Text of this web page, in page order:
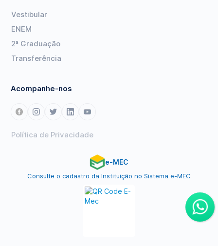
Vestibular
ENEM
2ª Graduação
Transferência
Acompanhe-nos
Política de Privacidade
e-MEC
Consulte o cadastro da Instituição no Sistema e-MEC